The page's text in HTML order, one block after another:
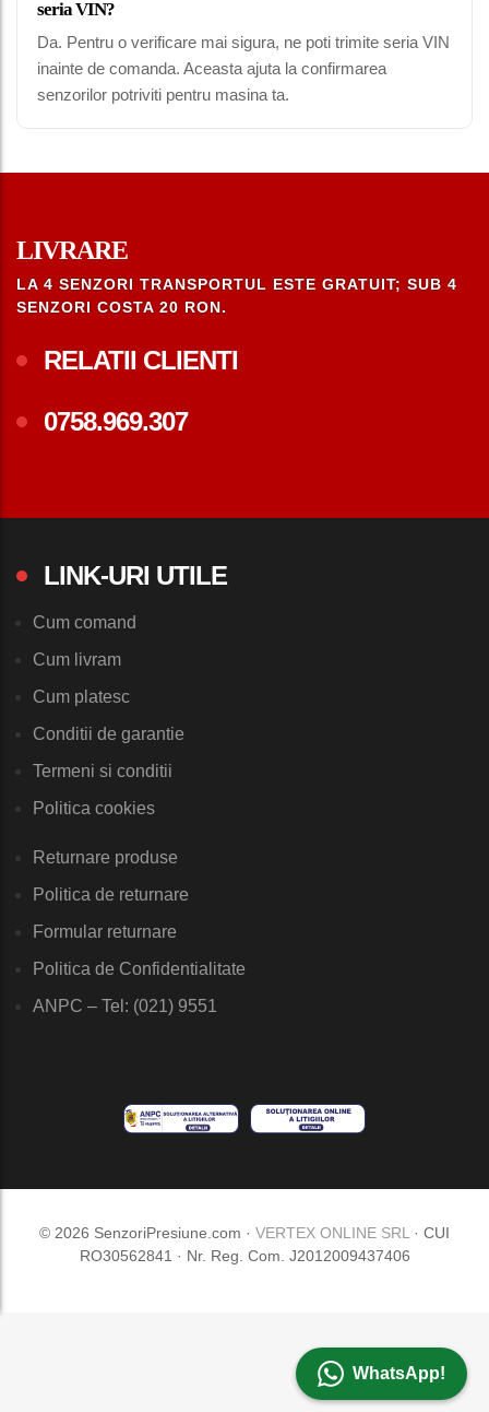
seria VIN?
Da. Pentru o verificare mai sigura, ne poti trimite seria VIN
inainte de comanda. Aceasta ajuta la confirmarea
senzorilor potriviti pentru masina ta.
WhatsApp!
LIVRARE
LA 4 SENZORI TRANSPORTUL ESTE GRATUIT; SUB 4
SENZORI COSTA 20 RON.
RELATII CLIENTI
0758.969.307
LINK-URI UTILE
Cum comand
Cum livram
Cum platesc
Conditii de garantie
Termeni si conditii
Politica cookies
Returnare produse
Politica de returnare
Formular returnare
Politica de Confidentialitate
ANPC – Tel: (021) 9551
© 2026 SenzoriPresiune.com · VERTEX ONLINE SRL · CUI
RO30562841 · Nr. Reg. Com. J2012009437406